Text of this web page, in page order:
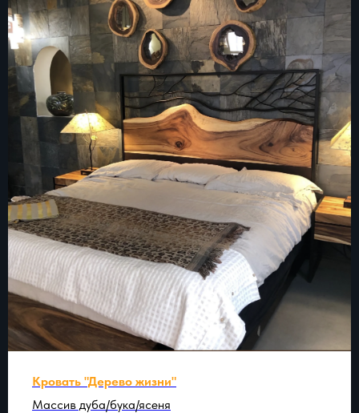
Кровать "Дерево жизни"
Массив дуба/бука/ясеня